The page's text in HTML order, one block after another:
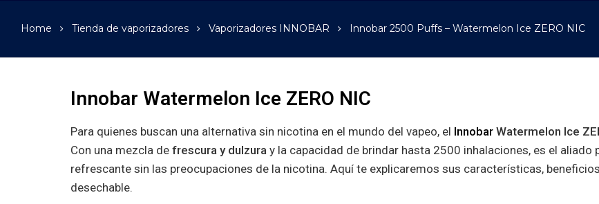
Home Tienda de vaporizadores Vaporizadores INNOBAR Innobar 2500 Puffs – Watermelon Ice ZERO NIC
Innobar Watermelon Ice ZERO NIC
Para quienes buscan una alternativa sin nicotina en el mundo del vapeo, el Innobar Watermelon Ice
Con una mezcla de frescura y dulzura y la capacidad de brindar hasta 2500 inhalaciones, es el
refrescante sin las preocupaciones de la nicotina. Aquí te explicaremos sus características,
desechable.